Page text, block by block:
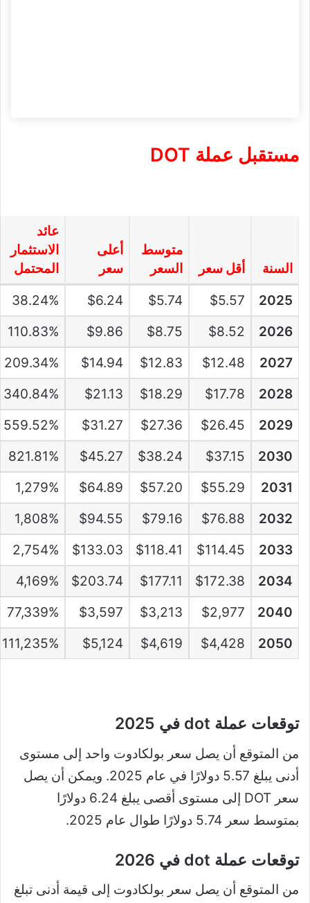
مستقبل عملة DOT
السنة أقل سعر
متوسط
السعر
أعلى
سعر
عائد
الاستثمار
المحتمل
2025
$5.57
$5.74
$6.24
38.24%
2026
$8.52
$8.75
$9.86
110.83%
2027
$12.48
$12.83
$14.94
209.34%
2028
$17.78
$18.29
$21.13
340.84%
2029
$26.45
$27.36
$31.27
559.52%
2030
$37.15
$38.24
$45.27
821.81%
2031
$55.29
$57.20
$64.89
1,279%
2032
$76.88
$79.16
$94.55
1,808%
2033
$114.45
$118.41
$133.03
2,754%
2034
$172.38
$177.11
$203.74
4,169%
2040
$2,977
$3,213
$3,597
77,339%
2050
$4,428
$4,619
$5,124
111,235%
توقعات عملة dot في 2025
من المتوقع أن يصل سعر بولكادوت واحد إلى مستوى
أدنى يبلغ 5.57 دولارًا في عام 2025. ويمكن أن يصل
سعر DOT إلى مستوى أقصى يبلغ 6.24 دولارًا
بمتوسط ​​سعر 5.74 دولارًا طوال عام 2025.
توقعات عملة dot في 2026
من المتوقع أن يصل سعر بولكادوت إلى قيمة أدنى تبلغ